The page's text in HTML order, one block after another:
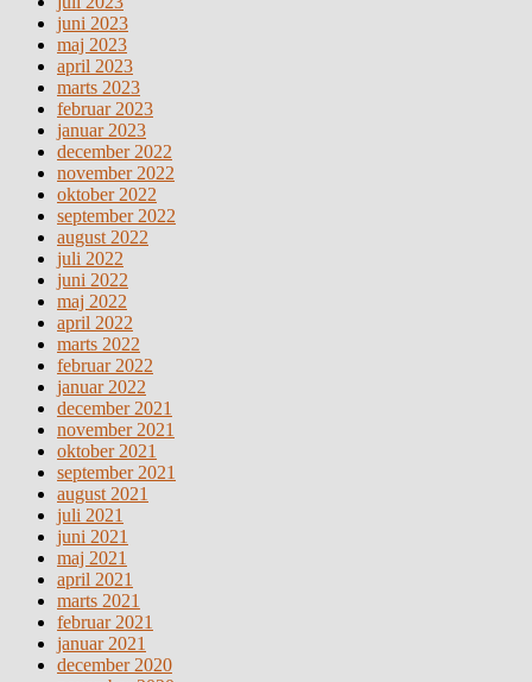
juni 2023
maj 2023
april 2023
marts 2023
februar 2023
januar 2023
december 2022
november 2022
oktober 2022
september 2022
august 2022
juli 2022
juni 2022
maj 2022
april 2022
marts 2022
februar 2022
januar 2022
december 2021
november 2021
oktober 2021
september 2021
august 2021
juli 2021
juni 2021
maj 2021
april 2021
marts 2021
februar 2021
januar 2021
december 2020